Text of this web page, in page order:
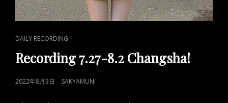
CAT
LINKS
DAILY RECORDING
Recording 7.27-8.2 Changsha!
POSTED
2022年8月3日 SAKYAMUNI